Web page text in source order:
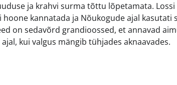
ja krahvi surma tõttu lõpetamata.
kannatada ja Nõukogude ajal kasutati
on sedavõrd grandioossed, et annavad
kui valgus mängib tühjades aknaavades.